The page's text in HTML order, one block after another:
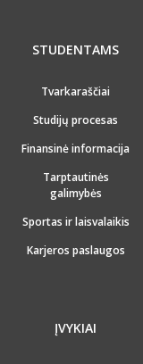
STUDENTAMS
Tvarkaraščiai
Studijų procesas
Finansinė informacija
Tarptautinės
galimybės
Sportas ir laisvalaikis
Karjeros paslaugos
ĮVYKIAI